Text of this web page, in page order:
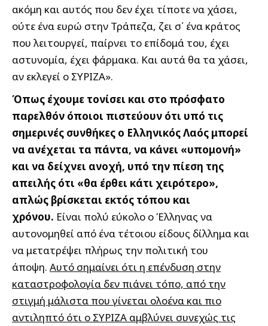
ακόμη και αυτός που δεν έχει τίποτε να χάσει,
ούτε ένα ευρώ στην Τράπεζα, ζει σ΄ ένα κράτος
που λειτουργεί, παίρνει το επίδομά του, έχει
αστυνομία, έχει φάρμακα. Και αυτά θα τα χάσει,
αν εκλεγεί ο ΣΥΡΙΖΑ».
Όπως έχουμε τονίσει και στο πρόσφατο
παρελθόν όποιοι πιστεύουν ότι υπό τις
σημερινές συνθήκες ο Ελληνικός Λαός μπορεί
να ανέχεται τα πάντα, να κάνει «υπομονή»
και να δείχνει ανοχή, υπό την πίεση της
απειλής ότι «θα έρθει κάτι χειρότερο»,
απλώς βρίσκεται εκτός τόπου και
χρόνου. Είναι πολύ εύκολο ο Έλληνας να
αυτονομηθεί από ένα τέτοιου είδους δίλλημα και
να μετατρέψει πλήρως την πολιτική του
άποψη. Αυτό σημαίνει ότι η επένδυση στην
καταστροφολογία δεν πιάνει τόπο, από την
στιγμή μάλιστα που γίνεται ολοένα και πιο
αντιληπτό ότι ο ΣΥΡΙΖΑ αμβλύνει συνεχώς τις